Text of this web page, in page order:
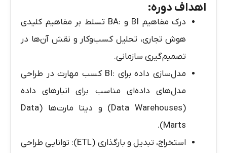
اهداف دوره:
درک مفاهیم BI و :BA تسلط بر مفاهیم کلیدی
هوش تجاری، تحلیل کسب‌وکار و نقش آن‌ها در
تصمیم‌گیری سازمانی.
مدل‌سازی داده برای :BI کسب مهارت در طراحی
مدل‌های داده‌ای مناسب برای انبارهای داده
(Data Warehouses) و دیتا مارت‌ها (Data
Marts).
استخراج، تبدیل و بارگذاری (ETL): توانایی طراحی